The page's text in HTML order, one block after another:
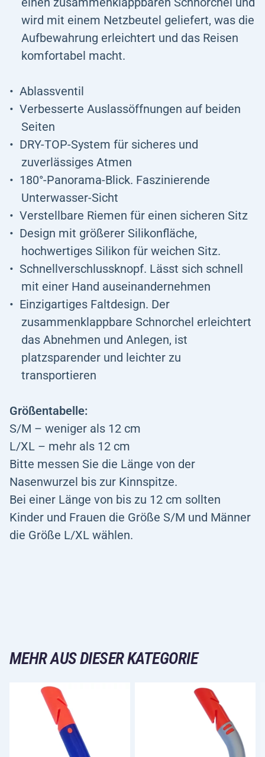
wird mit einem Netzbeutel geliefert, was die
Aufbewahrung erleichtert und das Reisen
komfortabel macht.
Ablassventil
Verbesserte Auslassöffnungen auf beiden
Seiten
DRY-TOP-System für sicheres und
zuverlässiges Atmen
180°-Panorama-Blick. Faszinierende
Unterwasser-Sicht
Verstellbare Riemen für einen sicheren Sitz
Design mit größerer Silikonfläche,
hochwertiges Silikon für weichen Sitz.
Schnellverschlussknopf. Lässt sich schnell
mit einer Hand auseinandernehmen
Einzigartiges Faltdesign. Der
zusammenklappbare Schnorchel erleichtert
das Abnehmen und Anlegen, ist
platzsparender und leichter zu
transportieren
Größentabelle:
S/M – weniger als 12 cm
L/XL – mehr als 12 cm
Bitte messen Sie die Länge von der
Nasenwurzel bis zur Kinnspitze.
Bei einer Länge von bis zu 12 cm sollten
Kinder und Frauen die Größe S/M und Männer
die Größe L/XL wählen.
MEHR AUS DIESER KATEGORIE